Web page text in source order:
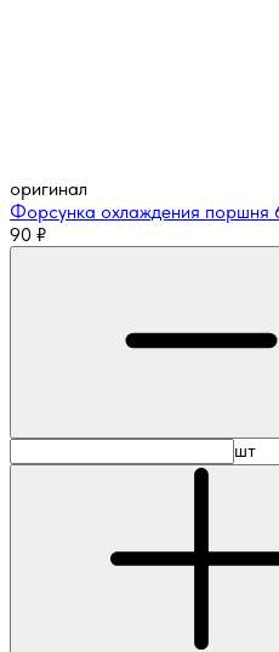
оригинал
Форсунка охлаждения поршня
90 ₽
шт